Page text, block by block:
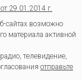
29.01.2014 г.
сайтах возможно
материала активной
телевидение,
отправьте